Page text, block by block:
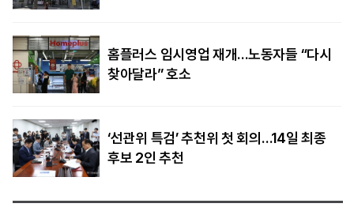
홈플러스 임시영업 재개…노동자들 “다시
찾아달라” 호소
‘선관위 특검’ 추천위 첫 회의…14일 최종
후보 2인 추천